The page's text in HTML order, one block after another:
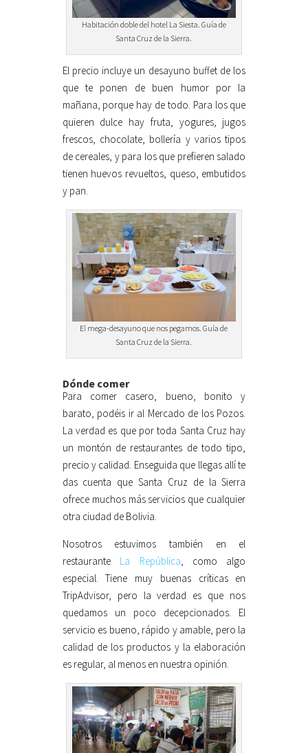
Habitación doble del hotel La Siesta. Guía de
Santa Cruz de la Sierra.
El precio incluye un desayuno buffet de los
que te ponen de buen humor por la
mañana, porque hay de todo. Para los que
quieren dulce hay fruta, yogures, jugos
frescos, chocolate, bollería y varios tipos
de cereales, y para los que prefieren salado
tienen huevos revueltos, queso, embutidos
y pan.
El mega-desayuno que nos pegamos. Guía de
Santa Cruz de la Sierra.
Dónde comer
Para comer casero, bueno, bonito y
barato, podéis ir al Mercado de los Pozos.
La verdad es que por toda Santa Cruz hay
un montón de restaurantes de todo tipo,
precio y calidad. Enseguida que llegas allí te
das cuenta que Santa Cruz de la Sierra
ofrece muchos más servicios que cualquier
otra ciudad de Bolivia.
Nosotros estuvimos también en el
restaurante La República, como algo
especial. Tiene muy buenas críticas en
TripAdvisor, pero la verdad es que nos
quedamos un poco decepcionados. El
servicio es bueno, rápido y amable, pero la
calidad de los productos y la elaboración
es regular, al menos en nuestra opinión.